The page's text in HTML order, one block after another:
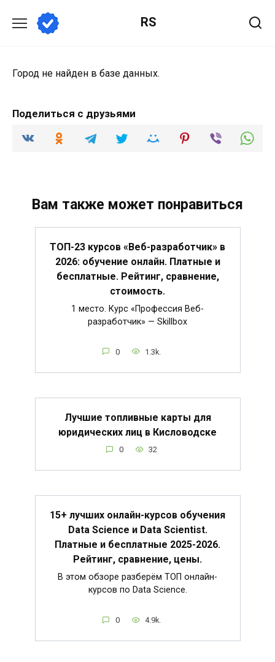
содержанию
RS
Город не найден в базе данных.
Поделиться с друзьями
Вам также может понравиться
ТОП-23 курсов «Веб-разработчик» в
2026: обучение онлайн. Платные и
бесплатные. Рейтинг, сравнение,
стоимость.
1 место. Курс «Профессия Веб-
разработчик» — Skillbox
0 1.3k.
Лучшие топливные карты для
юридических лиц в Кисловодске
0 32
15+ лучших онлайн-курсов обучения
Data Science и Data Scientist.
Платные и бесплатные 2025-2026.
Рейтинг, сравнение, цены.
В этом обзоре разберём ТОП онлайн-
курсов по Data Science.
0 4.9k.